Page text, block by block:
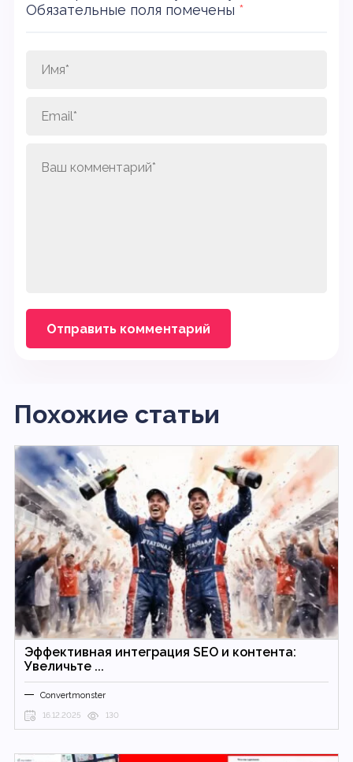
Обязательные поля помечены *
Похожие статьи
Эффективная интеграция SEO и контента:
Увеличьте ...
Convertmonster
16.12.2025 130